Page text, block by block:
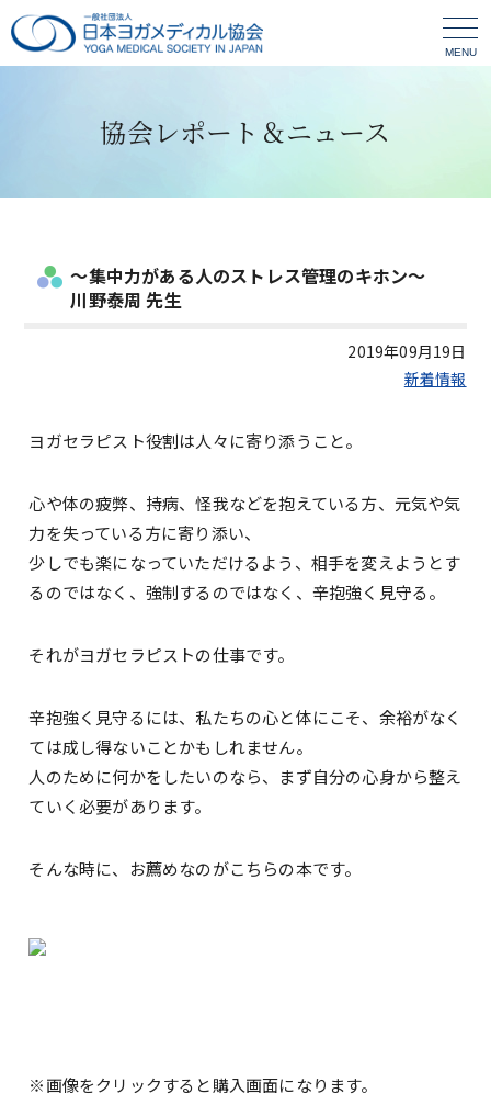
MENU
協会レポート＆ニュース
～集中力がある人のストレス管理のキホン～
川野泰周 先生
2019年09月19日
新着情報
ヨガセラピスト役割は人々に寄り添うこと。
心や体の疲弊、持病、怪我などを抱えている方、元気や気
力を失っている方に寄り添い、
少しでも楽になっていただけるよう、相手を変えようとす
るのではなく、強制するのではなく、辛抱強く見守る。
それがヨガセラピストの仕事です。
辛抱強く見守るには、私たちの心と体にこそ、余裕がなく
ては成し得ないことかもしれません。
人のために何かをしたいのなら、まず自分の心身から整え
ていく必要があります。
そんな時に、お薦めなのがこちらの本です。
※画像をクリックすると購入画面になります。